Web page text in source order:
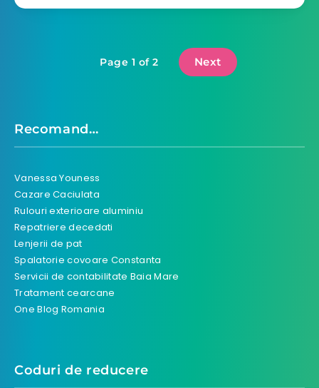
Page 1 of 2 Next
Recomand…
Vanessa Youness
Cazare Caciulata
Rulouri exterioare aluminiu
Repatriere decedati
Lenjerii de pat
Spalatorie covoare Constanta
Servicii de contabilitate Baia Mare
Tratament cearcane
One Blog Romania
Coduri de reducere